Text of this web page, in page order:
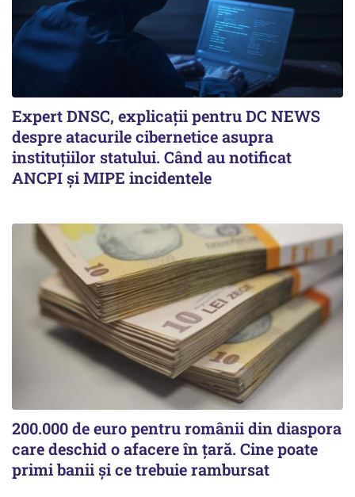
Expert DNSC, explicații pentru DC NEWS
despre atacurile cibernetice asupra
instituțiilor statului. Când au notificat
ANCPI și MIPE incidentele
200.000 de euro pentru românii din diaspora
care deschid o afacere în țară. Cine poate
primi banii și ce trebuie rambursat